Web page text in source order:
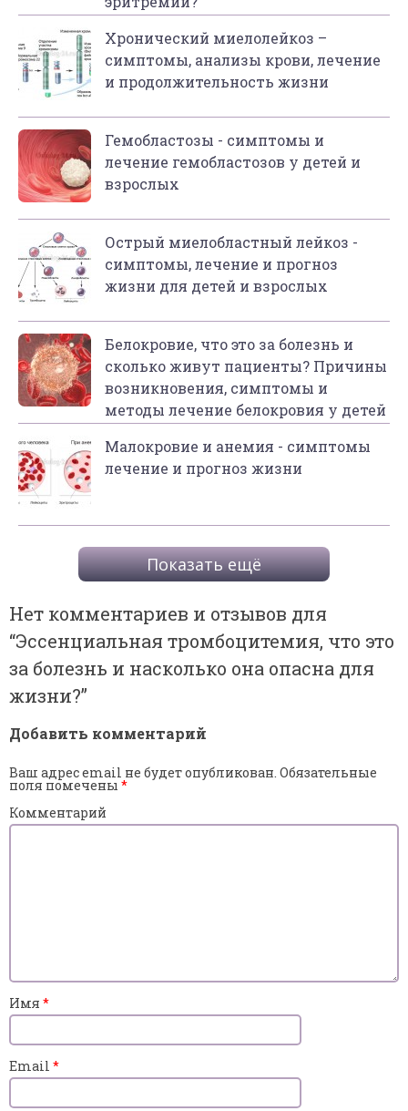
Хронический миелолейкоз –
симптомы, анализы крови, лечение
и продолжительность жизни
Гемобластозы - симптомы и
лечение гемобластозов у детей и
взрослых
Острый миелобластный лейкоз -
симптомы, лечение и прогноз
жизни для детей и взрослых
Белокровие, что это за болезнь и
сколько живут пациенты? Причины
возникновения, симптомы и
методы лечение белокровия у детей
Малокровие и анемия - симптомы
лечение и прогноз жизни
Показать ещё
Нет комментариев и отзывов для
“Эссенциальная тромбоцитемия, что это
за болезнь и насколько она опасна для
жизни?”
Добавить комментарий
Ваш адрес email не будет опубликован. Обязательные
поля помечены *
Комментарий
Имя *
Email *